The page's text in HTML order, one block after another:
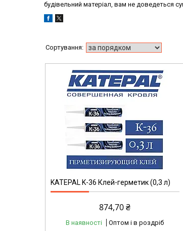
будівельний матеріал, вам не доведеться
KATEPAL K-36 Клей-герметик (0,3 л)
874,70 ₴
В наявності Оптом і в роздріб